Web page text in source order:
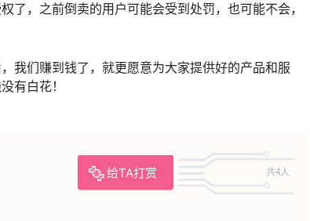
了，之前倒卖的用户可能会受到处罚，也可能不会，
我们赚到钱了，就更愿意为大家提供好的产品和服
有白花！
给TA打赏 共4人